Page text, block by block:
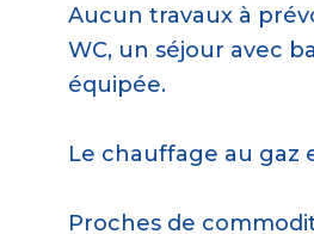
Aucun travaux à
WC, un séjour avec
équipée.
Le chauffage au gaz
Proches de